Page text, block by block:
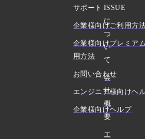
ISSUE
に
つ
い
て
会
社
概
要
エ
サポート
企業様向けご利用方
企業様向けプレミア
用方法
お問い合わせ
エンジニア様向けヘ
企業様向けヘルプ